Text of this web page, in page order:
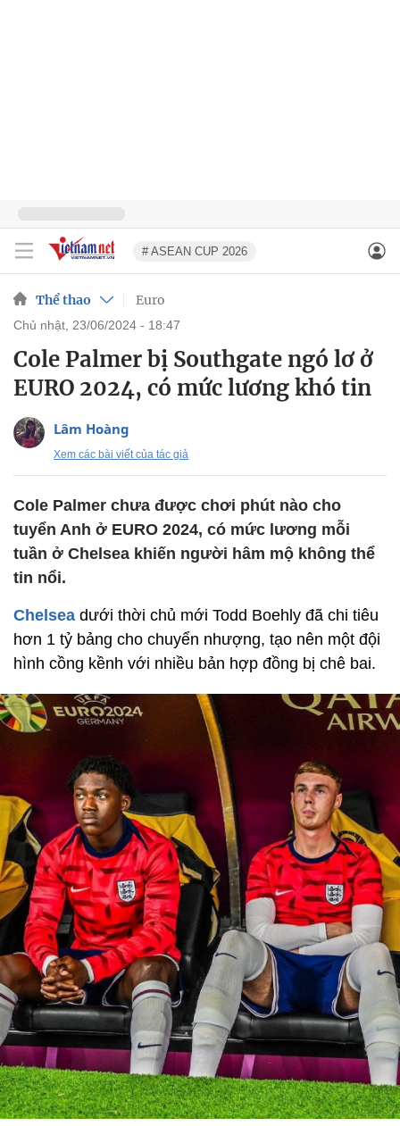
# ASEAN CUP 2026
Thể thao Euro
chủ nhật, 23/06/2024 - 18:47
Cole Palmer bị Southgate ngó lơ ở
EURO 2024, có mức lương khó tin
Lâm Hoàng
Xem các bài viết của tác giả
Cole Palmer chưa được chơi phút nào cho
tuyển Anh ở EURO 2024, có mức lương mỗi
tuần ở Chelsea khiến người hâm mộ không thể
tin nổi.
Chelsea dưới thời chủ mới Todd Boehly đã chi tiêu
hơn 1 tỷ bảng cho chuyển nhượng, tạo nên một đội
hình cồng kềnh với nhiều bản hợp đồng bị chê bai.